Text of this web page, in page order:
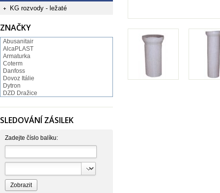
KG rozvody - ležaté
ZNAČKY
Abusanitair
AlcaPLAST
Armaturka
Coterm
Danfoss
Dovoz Itálie
Dytron
DZD Dražice
GEBO
Hutterer & Lechner
JB SANITARY
JIKA
NORMA
RAV Slezák
Rothenberger
Sagittarius
SLEDOVÁNÍ ZÁSILEK
Zadejte číslo balíku: